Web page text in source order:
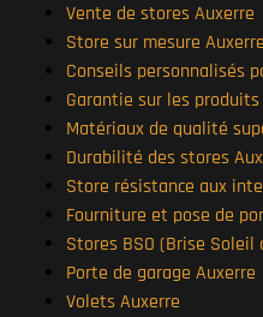
Vente de stores Auxerre
Store sur mesure Auxerre
Conseils personnalisés
Garantie sur les
Matériaux de qualité
Durabilité des stores
Store résistance aux
Fourniture et pose de
Stores BSO (Brise
Porte de garage Auxerre
Volets Auxerre